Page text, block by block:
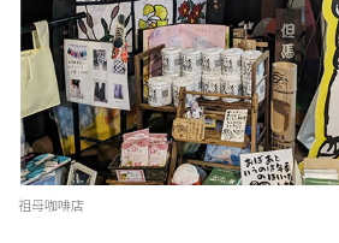
祖母咖啡店